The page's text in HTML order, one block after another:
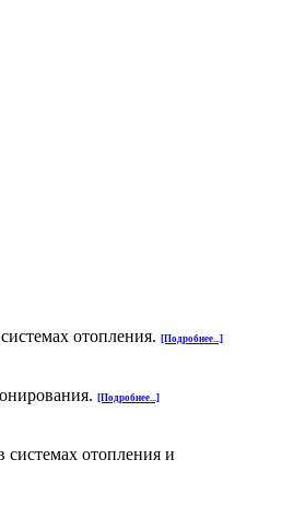
отопления. [Подробнее...]
[Подробнее...]
отопления и